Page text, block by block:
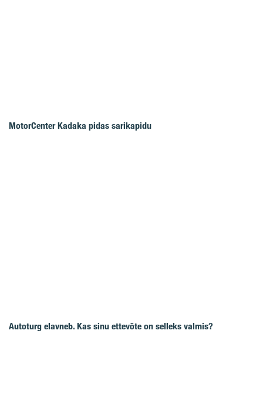
MotorCenter Kadaka pidas sarikapidu
Autoturg elavneb. Kas sinu ettevõte on selleks valmis?